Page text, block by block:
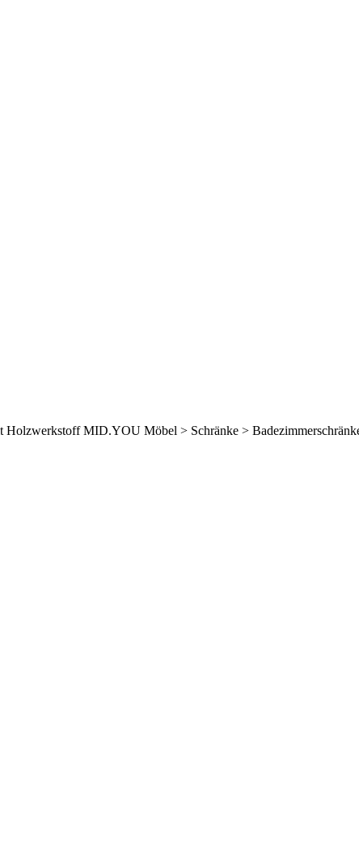
Holzwerkstoff MID.YOU Möbel > Schränke >